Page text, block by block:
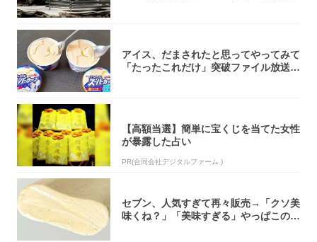
アイス、だまされたと思ってやってみて
「たったこれだけ」突破ファイル放送で
【高額当選】簡単に宝くじを当てた女性
が暴露した占い
PR(合同会社デジタルファーム )
セブン、人気すぎて再々販売→「クソ美
味くね？」「美味すぎる」やっぱこのク